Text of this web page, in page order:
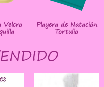
Velcro Playera de Natación
Tortulio